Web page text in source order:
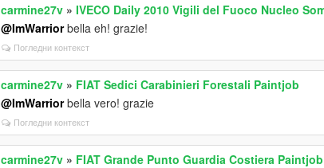
carmine27v »IVECO Daily 2010 Vigili del Fuoco Nucleo
@ImWarriorbella eh! grazie!
Погледни контекст
carmine27v » FIAT Sedici Carabinieri Forestali Paintjob
@ImWarriorbella vero! grazie
Погледни контекст
carmine27v » FIAT Grande Punto Guardia Costiera Paintjob